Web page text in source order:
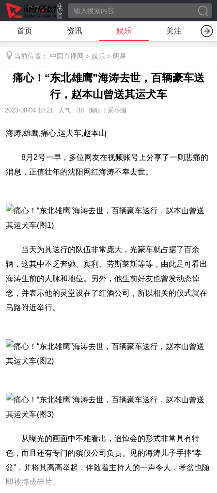
首页 资讯 娱乐 关注
当前位置： 中国直播网 > 娱乐 > 明星
痛心！“东北雄鹰”海涛去世，百辆豪车送
行，赵本山曾送其运犬车
2023-08-04 10:21 人气： 38 编辑：采小编
海涛,雄鹰,痛心,运犬车,赵本山
8月2号一早，多位网友在视频账号上分享了一则悲痛的
消息，正值壮年的沈阳网红海涛不幸去世。
当天为其送行的队伍非常庞大，光豪车就占据了百余
辆，这其中不乏奔驰、宾利、劳斯莱斯等等，由此足可看出
海涛生前的人脉和地位。另外，他生前好友也曾发动态悼
念，并表示他的灵堂设在了红酒公司，所以相关的仪式就在
马路附近举行。
从曝光的画面中不难看出，追悼会的形式非常具有特
色，而且还有专门的殡仪公司负责。见的海涛儿子手捧“孝
盆”，并将其高高举起，伴随着主持人的一声令人，孝盆也随
即被摔成碎片。